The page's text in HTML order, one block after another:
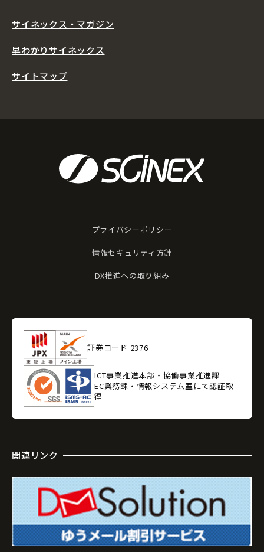
サイネックス・マガジン
早わかりサイネックス
サイトマップ
プライバシーポリシー
情報セキュリティ方針
DX推進への取り組み
証券コード 2376
ICT事業推進本部・協働事業推進課
EC業務課・情報システム室にて認証取
得
関連リンク